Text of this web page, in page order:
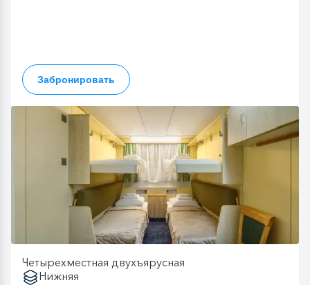
Забронировать
Четырехместная двухъярусная
Нижняя